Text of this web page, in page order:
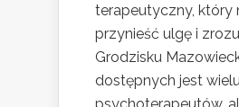
terapeutyczny, który
przynieść ulgę i
Grodzisku
dostępnych jest wielu
psychoterapeutów,